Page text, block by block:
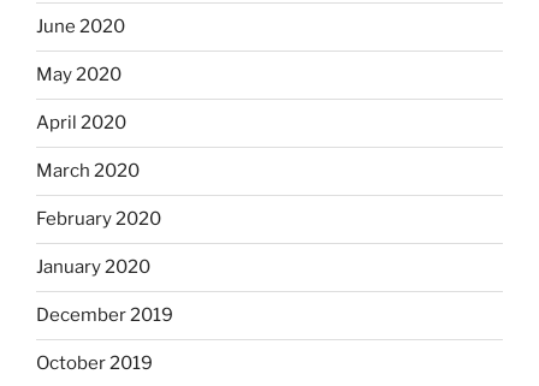
June 2020
May 2020
April 2020
March 2020
February 2020
January 2020
December 2019
October 2019